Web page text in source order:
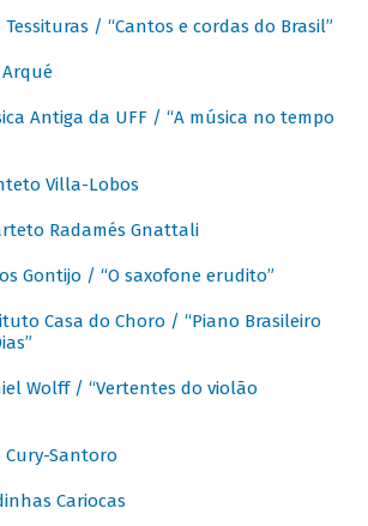
Tessituras / “Cantos e cordas do Brasil”
Antiga da UFF / “A música no tempo
Villa-Lobos
Radamés Gnattali
Gontijo / “O saxofone erudito”
Casa do Choro / “Piano Brasileiro
Wolff / “Vertentes do violão
Cury-Santoro
Cariocas